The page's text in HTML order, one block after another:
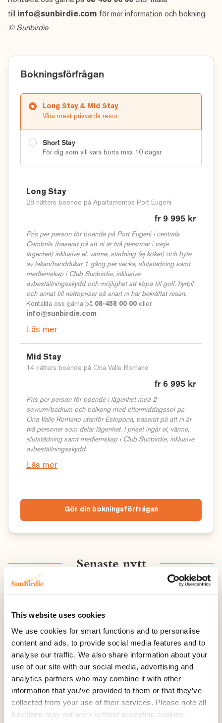
This website uses cookies
We use cookies for smart functions and to personalise
content and ads, to provide social media features and to
analyse our traffic. We also share information about your
use of our site with our social media, advertising and
analytics partners who may combine it with other
information that you’ve provided to them or that they’ve
collected from your use of their services. Please note all
functions may not work without accepting cookies.
till
info@sunbirdie.com för mer information och bokning.
© Sunbirdie
Bokningsförfrågan
Long Stay & Mid Stay
Våra mest prisvärda resor
Short Stay
För dig som vill vara borta max 10 dagar
Long Stay
28 nätters boende på Apartamentos Port Eugeni
fr 9 995 kr
Pris per person för boende på Port Eugeni i centrala
Cambrils (baserat på att ni är två personer i varje
lägenhet) inklusive el, värme, städning (ej köket) och byte
av lakan/handdukar 1 gång per vecka, slutstädning samt
medlemskap i Club Sunbirdie, inklusive
avbeställningsskydd och möjlighet att köpa till golf, hyrbil
och annat till nettopriser så snart ni har bekräftat resan.
Kontakta oss gärna på 08-458 00 00 eller
info@sunbirdie.com
Läs mer
Mid Stay
14 nätters boende på Ona Valle Romano
fr 6 995 kr
Pris per person för boende i lägenhet med 2
sovrum/badrum och balkong med eftermiddagssol på
Ona Valle Romano utanför Estepona, baserat på att ni är
två personer som delar lägenhet. I priset ingår el, värme,
slutstädning samt medlemskap i Club Sunbirdie, inklusive
avbeställningsskydd.
Läs mer
Gör din bokningsförfrågan
Senaste nytt